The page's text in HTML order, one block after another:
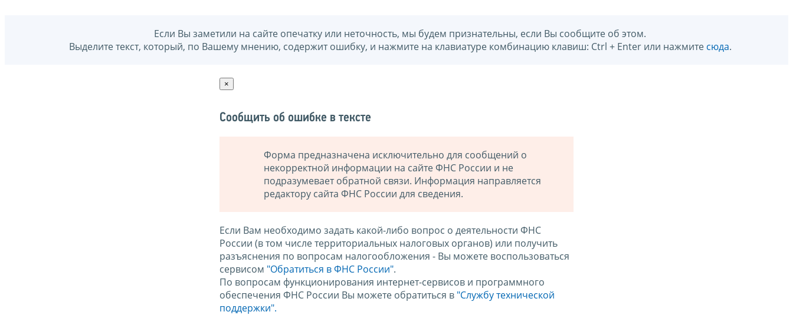
Если Вы заметили на сайте опечатку или неточность, мы будем признательны, если Вы сообщите об этом.
Выделите текст, который, по Вашему мнению, содержит ошибку, и нажмите на клавиатуре комбинацию клавиш: Ctrl + Enter или нажмите сюда.
×
Сообщить об ошибке в тексте
Форма предназначена исключительно для сообщений о
некорректной информации на сайте ФНС России и не
подразумевает обратной связи. Информация направляется
редактору сайта ФНС России для сведения.
Если Вам необходимо задать какой-либо вопрос о деятельности ФНС
России (в том числе территориальных налоговых органов) или получить
разъяснения по вопросам налогообложения - Вы можете воспользоваться
сервисом "Обратиться в ФНС России".
По вопросам функционирования интернет-сервисов и программного
обеспечения ФНС России Вы можете обратиться в "Службу технической
поддержки".